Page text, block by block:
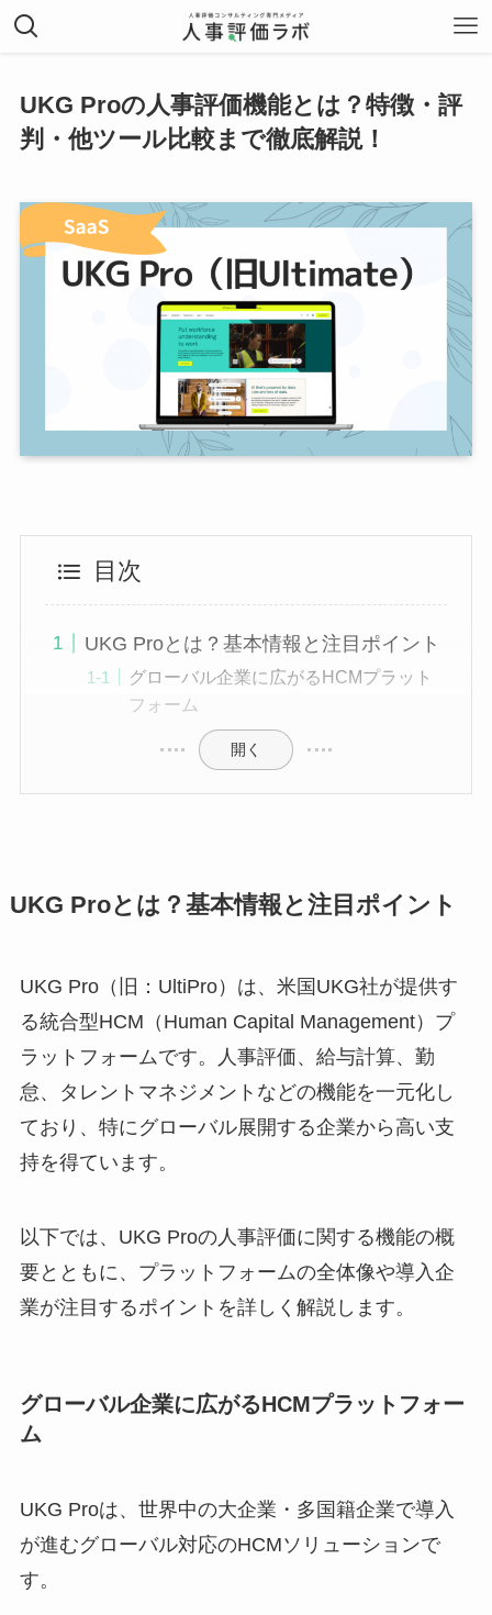
UKG Proの人事評価機能とは？特徴・評
判・他ツール比較まで徹底解説！
目次
UKG Proとは？基本情報と注目ポイント
グローバル企業に広がるHCMプラット
フォーム
開く
UKG Proとは？基本情報と注目ポイント
UKG Pro（旧：UltiPro）は、米国UKG社が提供す
る統合型HCM（Human Capital Management）プ
ラットフォームです。人事評価、給与計算、勤
怠、タレントマネジメントなどの機能を一元化し
ており、特にグローバル展開する企業から高い支
持を得ています。
以下では、UKG Proの人事評価に関する機能の概
要とともに、プラットフォームの全体像や導入企
業が注目するポイントを詳しく解説します。
グローバル企業に広がるHCMプラットフォー
ム
UKG Proは、世界中の大企業・多国籍企業で導入
が進むグローバル対応のHCMソリューションで
す。